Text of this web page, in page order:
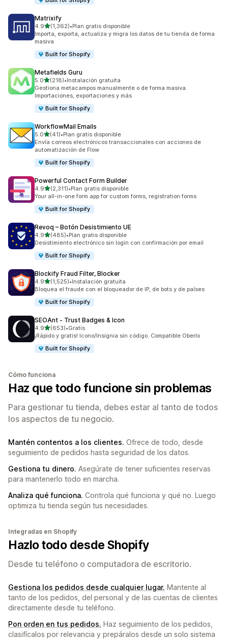
Matrixify
4.9de 5 estrellas
(1,362)
1362 reseñas en total
•Plan gratis disponible
Importa, exporta, actualiza y migra los datos de tu tienda de forma
masiva
Built for Shopify
Metafields Guru
5.0de 5 estrellas
(218)
218 reseñas en total
•Instalación gratuita
Gestiona metacampos manualmente o de forma masiva.
Importaciones, exportaciones y más
Built for Shopify
WorkflowMail Emails
5.0de 5 estrellas
(41)
41 reseñas en total
•Plan gratis disponible
Envía correos electrónicos transaccionales con acciones de
automatización de Flow
Built for Shopify
Powerful Contact Form Builder
4.9de 5 estrellas
(2,311)
2311 reseñas en total
•Plan gratis disponible
Your all-in-one form app for custom forms, registration forms
Built for Shopify
Revoq – Botón Desistimiento UE
4.9de 5 estrellas
(485)
485 reseñas en total
•Plan gratis disponible
Desistimiento electrónico sin login con confirmación por email
Built for Shopify
Blockify Fraud Filter, Blocker
4.9de 5 estrellas
(1,525)
1525 reseñas en total
•Instalación gratuita
Bloquea el fraude con el bloqueador de IP, de bots y de países
Built for Shopify
SEOAnt ‑ Trust Badges & Icon
4.9de 5 estrellas
(653)
653 reseñas en total
•Gratis
¡Rápido y gratis! Icono/Insignia sin código. Compatible Oberlo
Built for Shopify
Cómo funciona
Haz que todo funcione sin problemas
Para gestionar tu tienda, debes estar al tanto de todos
los aspectos de tu negocio.
Mantén contentos a los clientes. Ofrece de todo, desde
seguimiento de pedidos hasta seguridad de los datos.
Gestiona tu dinero. Asegúrate de tener suficientes reservas
para mantenerlo todo en marcha.
Analiza qué funciona. Controla qué funciona y qué no. Luego
optimiza tu tienda según tus necesidades.
Integradas en Shopify
Hazlo todo desde Shopify
Desde tu teléfono o computadora de escritorio.
Gestiona los pedidos desde cualquier lugar. Mantente al
tanto de los pedidos, del personal y de las cuentas de clientes
directamente desde tu teléfono.
Pon orden en tus pedidos. Haz seguimiento de los pedidos,
clasifícalos por relevancia y prepáralos desde un solo sistema